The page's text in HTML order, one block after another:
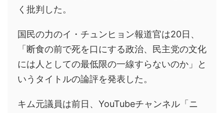
く批判した。
国民の力のイ・チュンヒョン報道官は20日、
「断食の前で死を口にする政治、民主党の文化
には人としての最低限の一線すらないのか」と
いうタイトルの論評を発表した。
キム元議員は前日、YouTubeチャンネル「ニ